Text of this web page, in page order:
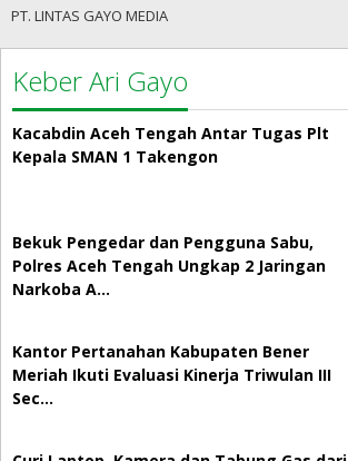
PT. LINTAS GAYO MEDIA
Keber Ari Gayo
Kacabdin Aceh Tengah Antar Tugas Plt
Kepala SMAN 1 Takengon
Bekuk Pengedar dan Pengguna Sabu,
Polres Aceh Tengah Ungkap 2 Jaringan
Narkoba A…
Kantor Pertanahan Kabupaten Bener
Meriah Ikuti Evaluasi Kinerja Triwulan III
Sec…